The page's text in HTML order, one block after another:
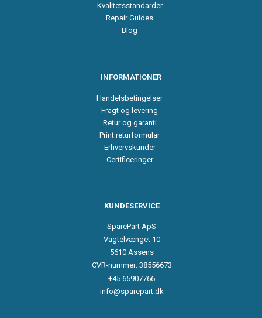
Kvalitetsstandarder
Repair Guides
Blog
INFORMATIONER
Handelsbetingelser
Fragt og levering
Retur og garanti
Print returformular
Erhvervskunder
Certificeringer
KUNDESERVICE
SparePart ApS
Vagtelvænget 10
5610 Assens
CVR-nummer: 38556673
+45 65907766
info@sparepart.dk